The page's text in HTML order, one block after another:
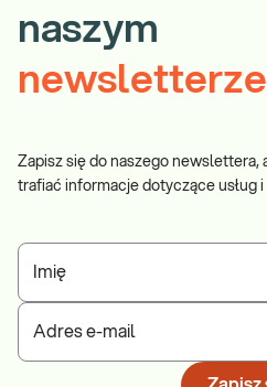
naszym
newsletterze
Zapisz się do naszego newslettera,
trafiać informacje dotyczące usług
Imię
Adres e-mail